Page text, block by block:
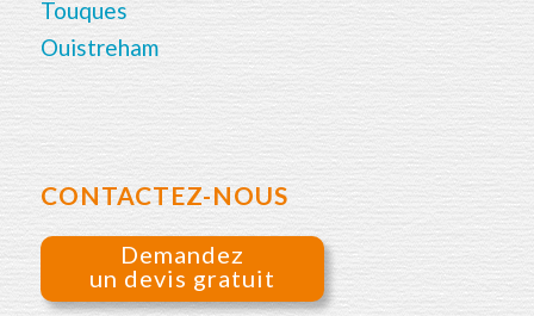
Touques
Ouistreham
CONTACTEZ-NOUS
Demandez
un devis gratuit